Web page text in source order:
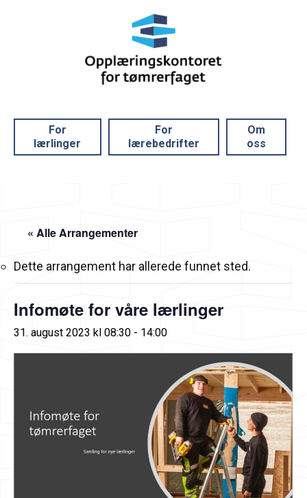
For
lærlinger
For
lærebedrifter
Om
oss
« Alle Arrangementer
Dette arrangement har allerede funnet sted.
Infomøte for våre lærlinger
31. august 2023 kl 08:30 - 14:00